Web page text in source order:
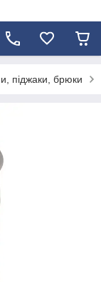
піджаки, брюки